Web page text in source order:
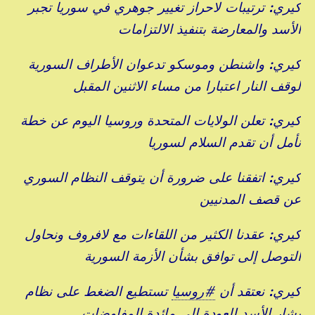
كيري: ترتيبات لاحراز تغيير جوهري في سوريا تجبر
الأسد والمعارضة بتنفيذ الالتزامات
كيري: واشنطن وموسكو تدعوان الأطراف السورية
لوقف النار اعتبارا من مساء الاثنين المقبل
كيري: تعلن الولايات المتحدة وروسيا اليوم عن خطة
نأمل أن تقدم السلام لسوريا
كيري: اتفقنا على ضرورة أن يتوقف النظام السوري
عن قصف المدنيين
كيري: عقدنا الكثير من اللقاءات مع لافروف ونحاول
التوصل إلى توافق بشأن الأزمة السورية
كيري: نعتقد أن #روسيا تستطيع الضغط على نظام